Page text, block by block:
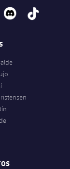
discord tiktok